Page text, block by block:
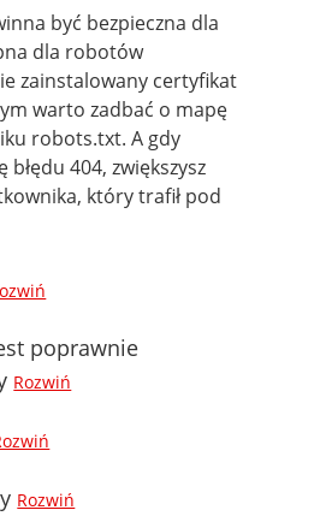
być bezpieczna dla
dla robotów
zainstalowany certyfikat
warto zadbać o mapę
robots.txt. A gdy
404, zwiększysz
który trafił pod
poprawnie
Rozwiń
Rozwiń